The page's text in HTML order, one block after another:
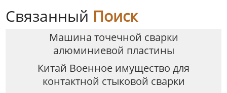
Связанный Поиск
Машина точечной сварки
алюминиевой пластины
Китай Военное имущество для
контактной стыковой сварки